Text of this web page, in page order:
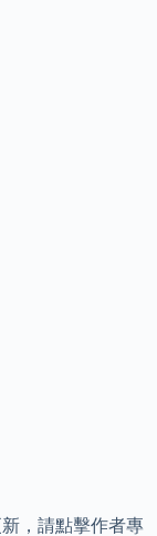
，請點擊作者專